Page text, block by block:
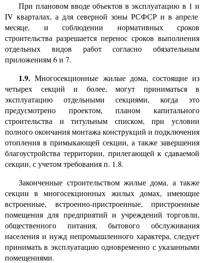
При плановом вводе объектов в эксплуатацию в 1 и
IV кварталах, а для северной зоны РСФСР и в апреле
месяце, и соблюдении нормативных сроков
строительства разрешается перенос сроков выполнения
отдельных видов работ согласно обязательным
приложениям6и 7.
1.9. Многосекционные жилые дома, состоящие из
четырех секций и более, могут приниматься в
эксплуатацию отдельными секциями, когда это
предусмотрено проектом, планом капитального
строительства и титульным списком, при условии
полного окончания монтажа конструкций и подключения
отопления в примыкающей секции, а также завершения
благоустройства территории, прилегающей к сдаваемой
секции, с учетом требования п. 1.8.
Законченные строительством жилые дома, а также
секции в многосекционных жилых домах, имеющие
встроенные, встроенно-пристроенные, пристроенные
помещения для предприятий и учреждений торговли,
общественного питания, бытового обслуживания
населения и нужд непромышленного характера, следует
принимать в эксплуатацию одновременно с указанными
помещениями.